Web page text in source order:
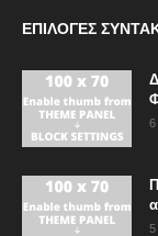
ΕΠΙΛΟΓΈΣ
6
5